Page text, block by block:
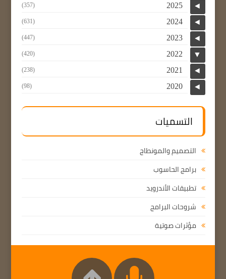
◄
2025
(357)
◄
2024
(631)
◄
2023
(447)
▼
2022
(420)
◄
2021
(238)
◄
2020
(98)
التسميات
التصميم والمونطاج
برامج الحاسوب
تطبيقات الأندرويد
شروحات البرامج
مؤثرات صوتية